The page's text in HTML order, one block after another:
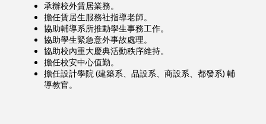
承辦校外賃居業務。
擔任賃居生服務社指導老師。
協助輔導系所推動學生事務工作。
協助學生緊急意外事故處理。
協助校內重大慶典活動秩序維持。
擔任校安中心值勤。
擔任設計學院 (建築系、品設系、商設系、都發系) 輔
導教官。